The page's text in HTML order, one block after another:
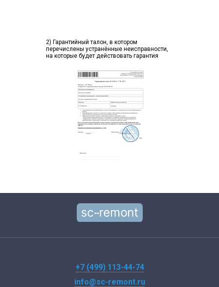
2) Гарантийный талон, в котором
перечислены устранённые неисправности,
на которые будет действовать гарантия
+7 (499) 113-44-74
info@sc-remont.ru